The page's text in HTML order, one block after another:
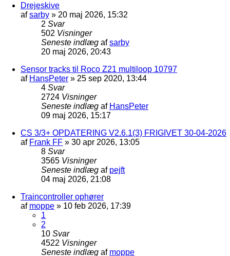
Drejeskive
afsarby » 20 maj 2026, 15:32
2 Svar
502 Visninger
Seneste indlæg afsarby
20 maj 2026, 20:43
Sensor tracks til Roco Z21 multiloop 10797
af HansPeter » 25 sep 2020, 13:44
4 Svar
2724 Visninger
Seneste indlæg af HansPeter
09 maj 2026, 15:17
CS 3/3+ OPDATERING V2.6.1(3) FRIGIVET 30-04-2026
af Frank FF » 30 apr 2026, 13:05
8 Svar
3565 Visninger
Seneste indlæg af pejft
04 maj 2026, 21:08
Traincontroller ophører
af moppe » 10 feb 2026, 17:39
1
2
10 Svar
4522 Visninger
Seneste indlæg af moppe